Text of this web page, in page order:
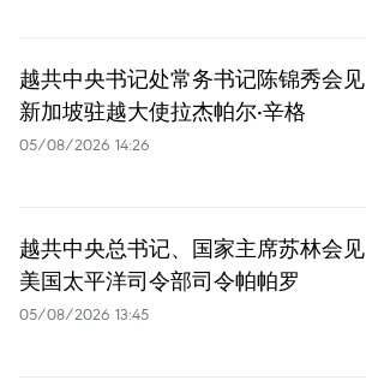
越共中央书记处常务书记陈锦秀会见
新加坡驻越大使拉杰帕尔·辛格
05/08/2026 14:26
越共中央总书记、国家主席苏林会见
美国太平洋司令部司令帕帕罗
05/08/2026 13:45